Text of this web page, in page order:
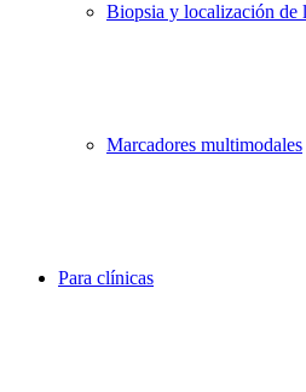
Biopsia y localización de
Marcadores multimodales
Para clínicas